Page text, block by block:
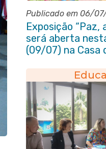
Publicado em 06/
Exposição “Paz,
será aberta
(09/07) na Casa